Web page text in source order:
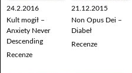
24.2.2016
Kult mogił –
Anxiety Never
Descending
Recenze
21.12.2015
Non Opus Dei –
Diabeł
Recenze